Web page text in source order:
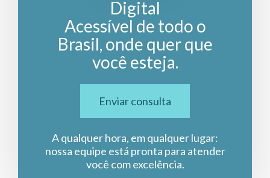
Digital
Acessível de todo o
Brasil, onde quer que
você esteja.
Enviar consulta
A qualquer hora, em qualquer lugar:
nossa equipe está pronta para atender
você com excelência.